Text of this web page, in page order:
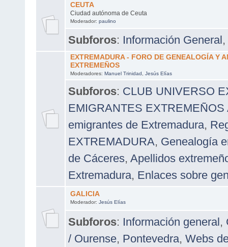
CEUTA
Ciudad autónoma de Ceuta
Moderador: paulino
Subforos: Información General,
EXTREMADURA - FORO DE GENEALOGÍA Y
EXTREMEÑOS
Moderadores: Manuel Trinidad Jesús Elías
Subforos: CLUB UNIVERSO
EMIGRANTES EXTREMEÑOS
emigrantes de Extremadura,
EXTREMADURA, Genealogía
de Cáceres, Apellidos
Extremadura, Enlaces sobre
GALICIA
Moderador: Jesús Elías
Subforos: Información general,
/ Ourense, Pontevedra, Webs